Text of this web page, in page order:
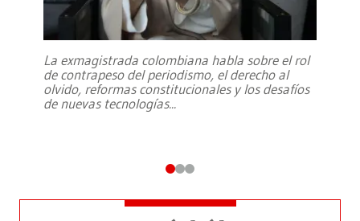
La exmagistrada colombiana habla sobre el rol
de contrapeso del periodismo, el derecho al
olvido, reformas constitucionales y los desafíos
de nuevas tecnologías...